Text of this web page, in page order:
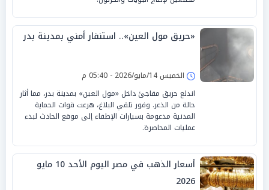
«حريق مول العين».. استنفار أمني بمدينة بدر
الخميس 14/مايو/2026 - 05:40 م
اندلع حريق مفاجئ داخل «مول العين» بمدينة بدر، مما أثار
حالة من الذعر. وفور تلقي البلاغ، هرعت قوات الحماية
المدنية مدعومة بسيارات الإطفاء إلى موقع الحادث لبدء
عمليات المحاصرة.
أسعار الذهب في مصر اليوم الأحد 10 مايو
2026